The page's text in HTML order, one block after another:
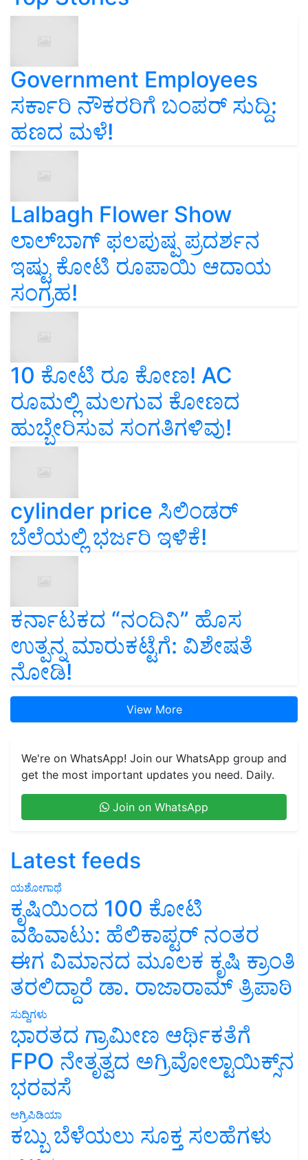
Government Employees
ಸರ್ಕಾರಿ ನೌಕರರಿಗೆ ಬಂಪರ್‌ ಸುದ್ದಿ:
ಹಣದ ಮಳೆ!
Lalbagh Flower Show
ಲಾಲ್‌ಬಾಗ್ ಫಲಪುಷ್ಪ ಪ್ರದರ್ಶನ
ಇಷ್ಟು ಕೋಟಿ ರೂಪಾಯಿ ಆದಾಯ
ಸಂಗ್ರಹ!
10 ಕೋಟಿ ರೂ ಕೋಣ! AC
ರೂಮಲ್ಲಿ ಮಲಗುವ ಕೋಣದ
ಹುಬ್ಬೇರಿಸುವ ಸಂಗತಿಗಳಿವು!
cylinder price ಸಿಲಿಂಡರ್‌
ಬೆಲೆಯಲ್ಲಿ ಭರ್ಜರಿ ಇಳಿಕೆ!
ಕರ್ನಾಟಕದ “ನಂದಿನಿ” ಹೊಸ
ಉತ್ಪನ್ನ ಮಾರುಕಟ್ಟೆಗೆ: ವಿಶೇಷತೆ
ನೋಡಿ!
View More
We're on WhatsApp! Join our WhatsApp group and
get the most important updates you need. Daily.
Join on WhatsApp
Latest feeds
ಯಶೋಗಾಥೆ
ಕೃಷಿಯಿಂದ 100 ಕೋಟಿ
ವಹಿವಾಟು: ಹೆಲಿಕಾಪ್ಟರ್ ನಂತರ
ಈಗ ವಿಮಾನದ ಮೂಲಕ ಕೃಷಿ ಕ್ರಾಂತಿ
ತರಲಿದ್ದಾರೆ ಡಾ. ರಾಜಾರಾಮ್ ತ್ರಿಪಾಠಿ
ಸುದ್ದಿಗಳು
ಭಾರತದ ಗ್ರಾಮೀಣ ಆರ್ಥಿಕತೆಗೆ
FPO ನೇತೃತ್ವದ ಅಗ್ರಿವೋಲ್ಟಾಯಿಕ್ಸ್‌ನ
ಭರವಸೆ
ಅಗ್ರಿಪಿಡಿಯಾ
ಕಬ್ಬು ಬೆಳೆಯಲು ಸೂಕ್ತ ಸಲಹೆಗಳು